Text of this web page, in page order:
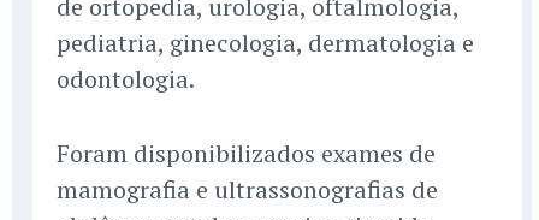
de ortopedia, urologia, oftalmologia,
pediatria, ginecologia, dermatologia e
odontologia.
Foram disponibilizados exames de
mamografia e ultrassonografias de